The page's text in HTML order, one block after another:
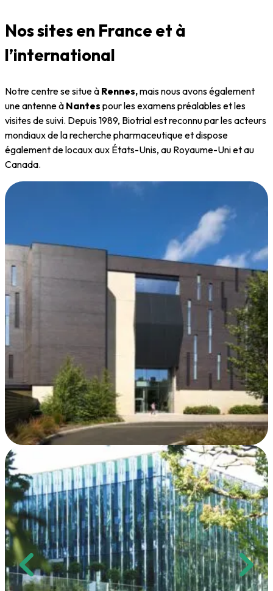
Nos sites en France et à
l’international
Notre centre se situe à Rennes,mais nous avons également
une antenne à Nantes pour les examens préalables et les
visites de suivi. Depuis 1989, Biotrial est reconnu par les acteurs
mondiaux de la recherche pharmaceutique et dispose
également de locaux aux États-Unis, au Royaume-Uni et au
Canada.